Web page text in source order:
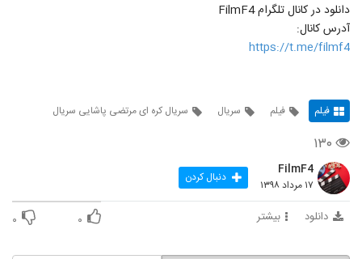
دانلود در کانال تلگرام FilmF4
آدرس کانال:
https://t.me/filmf4
فیلم فیلم سریال سریال کره ای مرتضی پاشایی سریال
۱۳۰
FilmF4
۱۷ مرداد ۱۳۹۸ دنبال کردن
دانلود بیشتر ۰ ۰